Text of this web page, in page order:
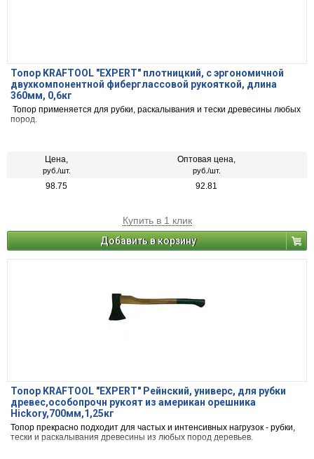
Топор KRAFTOOL "EXPERT" плотницкий, с эргономичной
двухкомпонентной фиберглассовой рукояткой, длина
360мм, 0,6кг
Топор применяется для рубки, раскалывания и тески древесины любых
пород.
Цена,
руб./шт.
Оптовая цена,
руб./шт.
98.75 92.81
Купить в 1 клик
Добавить в корзину
Топор KRAFTOOL "EXPERT" Рейнский, универс, для рубки
древес,особопрочн рукоят из американ орешника
Hickory,700мм,1,25кг
Топор прекрасно подходит для частых и интенсивных нагрузок - рубки,
тески и раскалывания древесины из любых пород деревьев.